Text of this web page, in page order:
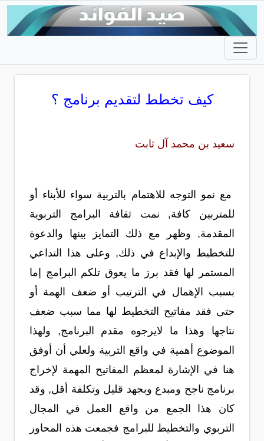
كيف تخطط لتقديم برنامج ؟
سعيد بن محمد آل ثابت
مع نمو التوجه للاهتمام بالتربية سواء للأبناء أو
للمتربين كافة, نمت ثقافة البرامج التربوية
المقدمة, وظهر مع ذلك التمايز بينها والدعوة
للتخطيط والإبداع في ذلك, وعلى هذا التداعي
المستمر لها فقد برز ما يعوق تلكم البرامج إما
بسبب الإهمال في الترتيب أو ضعف الهمة أو
حتى فقد مفاتيح التخطيط لها مما سبب ضعف
نتاجها وهذا ما لايرجوه مقدم البرنامج, ولهذا
الموضوع أهمية في واقع التربية ولعلي أن أوفق
هنا في الإشارة لمعظم المفاتيح المهمة لإخراج
برنامج ناجح ومبدع وبجهد قليل وتكلفة أقل, وقد
كان هذا الجمع من واقع العمل في المجال
التربوي والتخطيط للبرامج فجمعت هذه المحاور